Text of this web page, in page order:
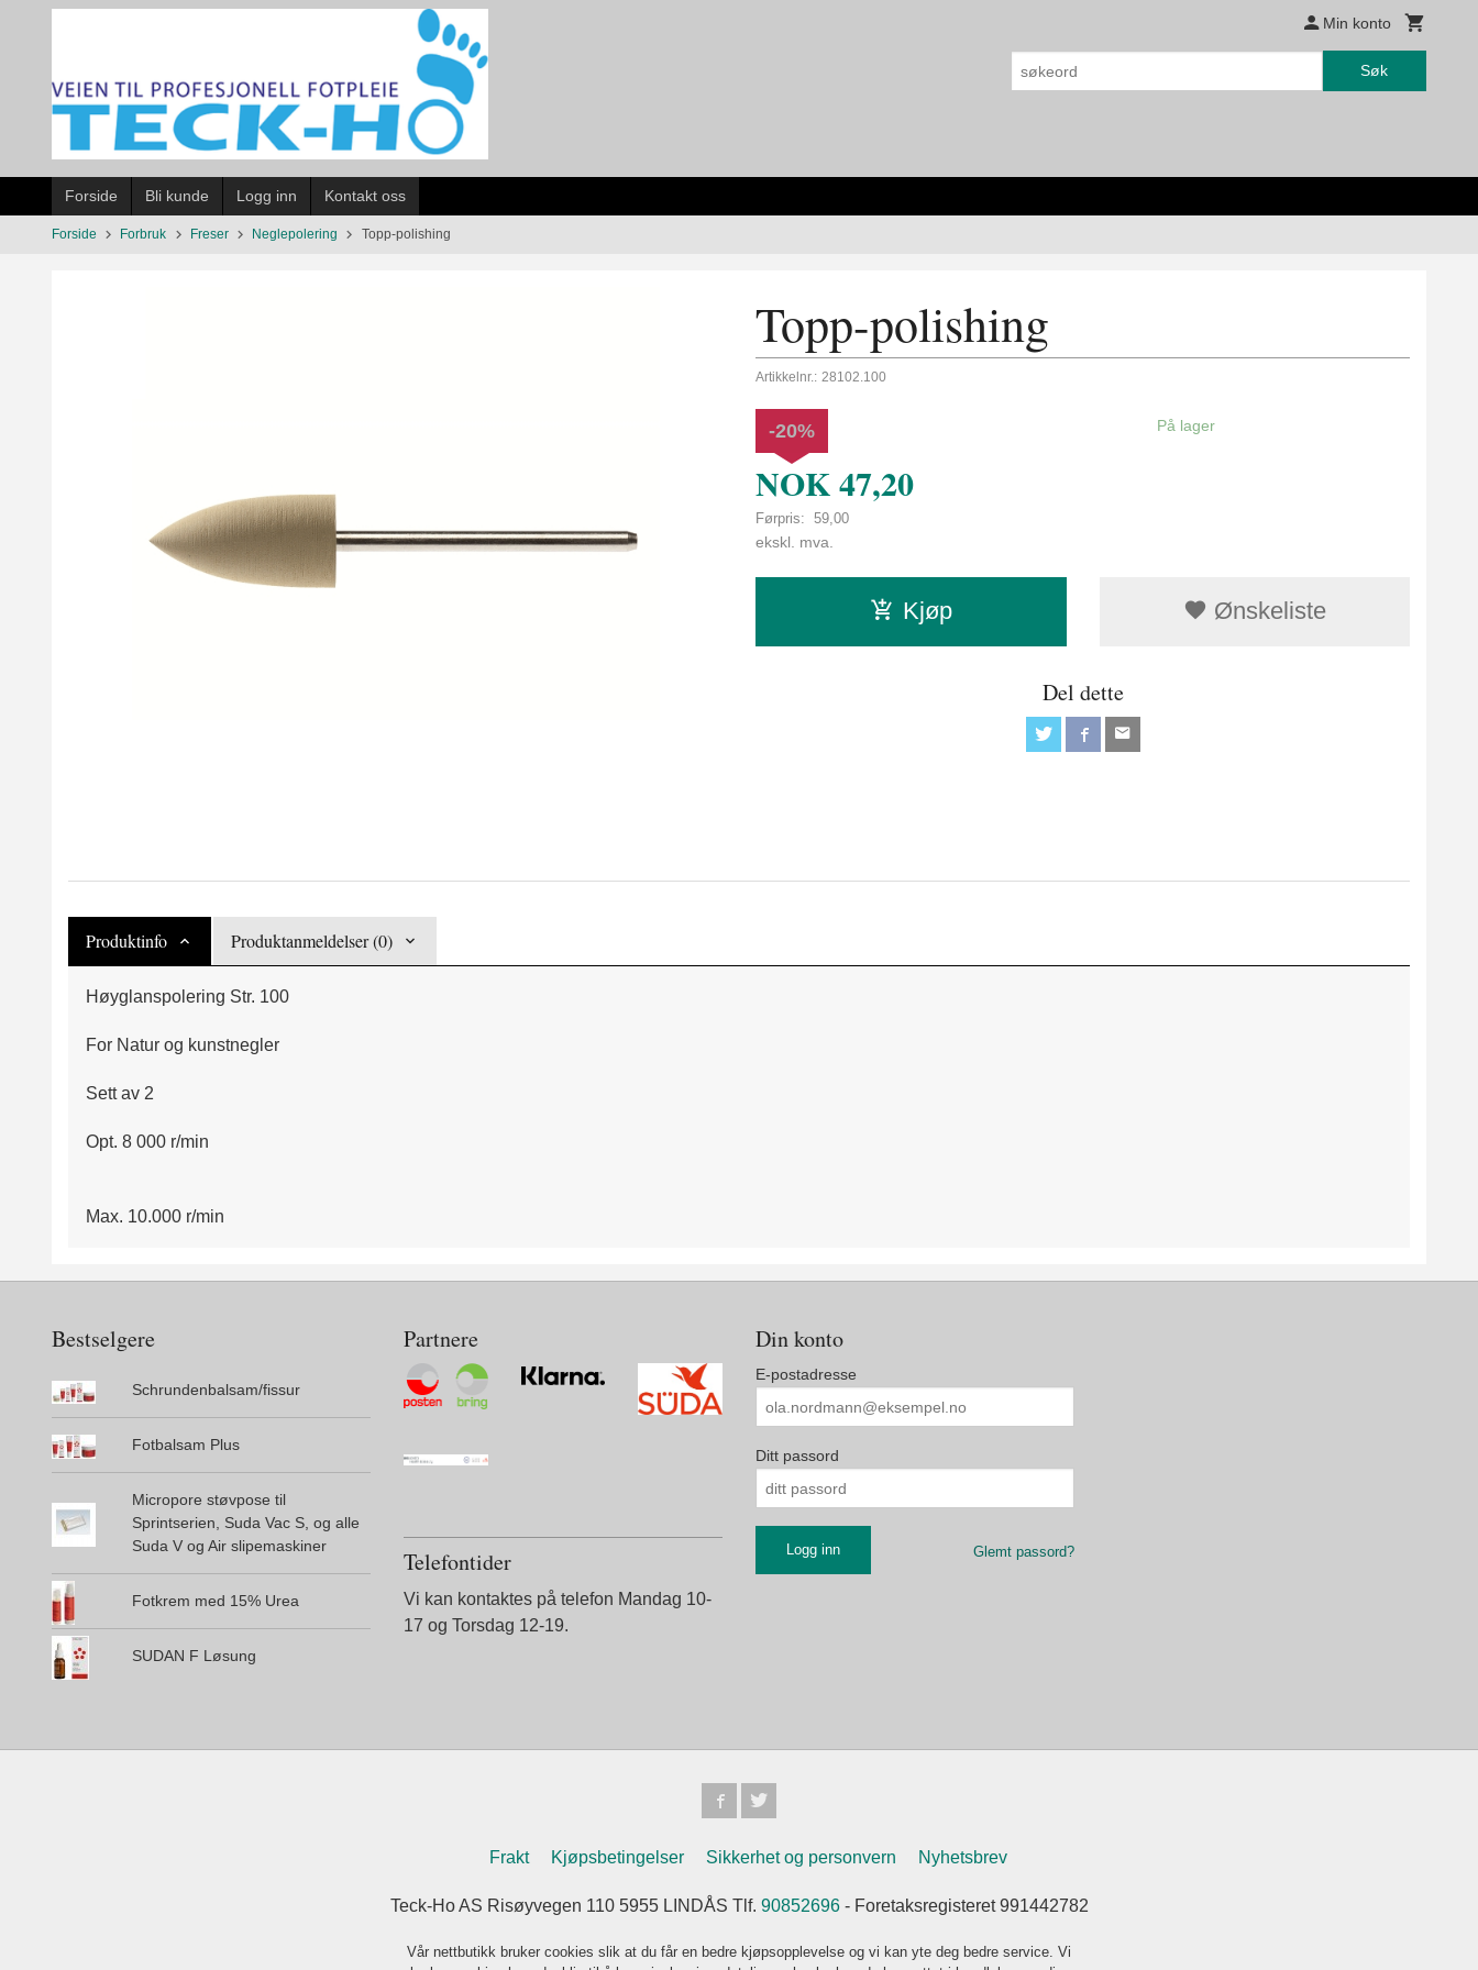
Min konto
Søk
Forside Bli kunde Logg inn Kontakt oss
Forside Forbruk Freser Neglepolering Topp-polishing
Topp-polishing
Artikkelnr.: 28102.100
NOK47,20
Førpris: 59,00
Rabatt
-20%
ekskl. mva.
På lager
Kjøp Ønskeliste
Del dette
Produktinfo Produktanmeldelser (0)
Høyglanspolering Str. 100
For Natur og kunstnegler
Sett av 2
Opt. 8 000 r/min
Max. 10.000 r/min
Bestselgere
Schrundenbalsam/fissur
Fotbalsam Plus
Micropore støvpose til
Sprintserien, Suda Vac S, og alle
Suda V og Air slipemaskiner
Fotkrem med 15% Urea
SUDAN F Løsung
Partnere
Telefontider
Vi kan kontaktes på telefon Mandag 10-
17 og Torsdag 12-19.
Din konto
E-postadresse
Ditt passord
Glemt passord?
Frakt Kjøpsbetingelser Sikkerhet og personvern Nyhetsbrev
Teck-Ho AS Risøyvegen 110 5955 LINDÅS Tlf. 90852696- Foretaksregisteret 991442782
Vår nettbutikk bruker cookies slik at du får en bedre kjøpsopplevelse og vi kan yte deg bedre service. Vi